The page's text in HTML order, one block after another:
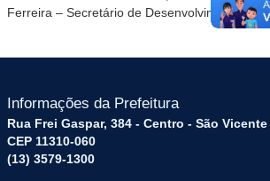
Ferreira – Secretário de Desenvolvimento
Informações da Prefeitura
Rua Frei Gaspar, 384 - Centro - São Vicente
CEP 11310-060
(13) 3579-1300